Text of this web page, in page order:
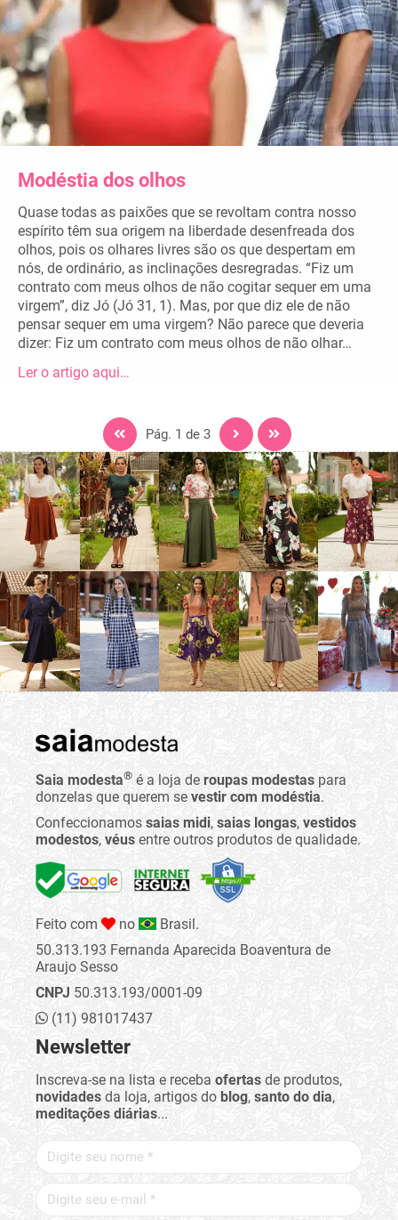
Modéstia dos olhos
Quase todas as paixões que se revoltam contra nosso
espírito têm sua origem na liberdade desenfreada dos
olhos, pois os olhares livres são os que despertam em
nós, de ordinário, as inclinações desregradas. “Fiz um
contrato com meus olhos de não cogitar sequer em uma
virgem”, diz Jó (Jó 31, 1). Mas, por que diz ele de não
pensar sequer em uma virgem? Não parece que deveria
dizer: Fiz um contrato com meus olhos de não olhar…
Ler o artigo aqui…
Pág. 1 de 3
Saia modesta® é a loja de roupas modestas para
donzelas que querem se vestir com modéstia.
Confeccionamos saias midi, saias longas, vestidos
modestos, véus entre outros produtos de qualidade.
Feito com no
Brasil.
50.313.193 Fernanda Aparecida Boaventura de
Araujo Sesso
CNPJ50.313.193/0001-09
(11) 981017437
Newsletter
Inscreva-se na lista e receba ofertas de produtos,
novidades da loja, artigos do blog, santo do dia,
meditações diárias...